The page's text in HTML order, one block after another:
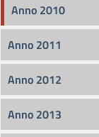
Anno 2010
Anno 2011
Anno 2012
Anno 2013